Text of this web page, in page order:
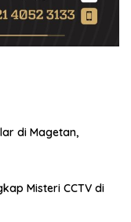
di Magetan,
Misteri CCTV di